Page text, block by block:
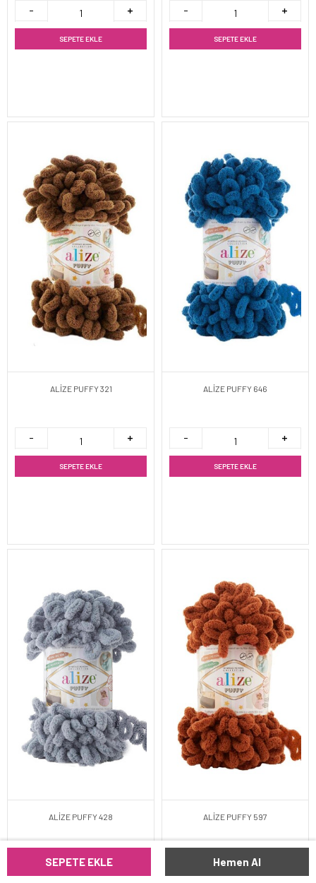
SEPETE EKLE Hemen Al
SEPETE EKLE SEPETE EKLE
ALİZE PUFFY 321
SEPETE EKLE
ALİZE PUFFY 646
SEPETE EKLE
ALİZE PUFFY 428 ALİZE PUFFY 597